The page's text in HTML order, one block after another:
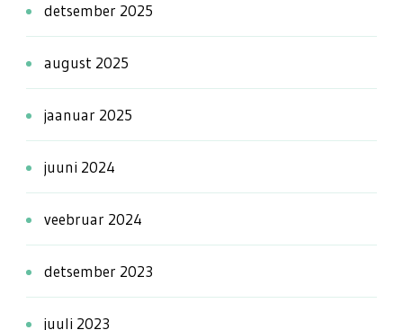
detsember 2025
august 2025
jaanuar 2025
juuni 2024
veebruar 2024
detsember 2023
juuli 2023